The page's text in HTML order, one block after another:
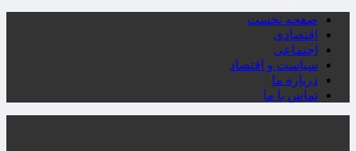
صفحه نخست
اقتصادی
اجتماعی
سیاست و اقتصاد
درباره ما
تماس با ما